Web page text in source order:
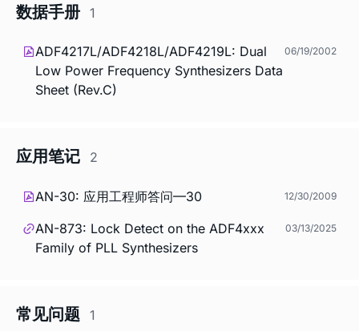
数据手册 1
ADF4217L/ADF4218L/ADF4219L: Dual
Low Power Frequency Synthesizers Data
Sheet (Rev.C)
06/19/2002
应用笔记 2
AN-30: 应用工程师答问—30 12/30/2009
AN-873: Lock Detect on the ADF4xxx
Family of PLL Synthesizers
03/13/2025
常见问题 1